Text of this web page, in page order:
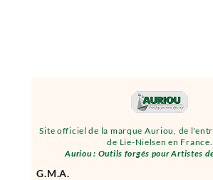
Site officiel de la marque Auriou, de
de Lie-Nielsen en France.
Auriou : Outils forgés pour Artistes
G.M.A.